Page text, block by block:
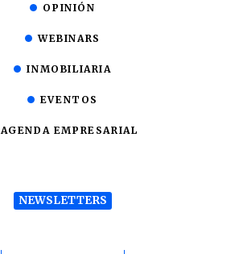
OPINIÓN
WEBINARS
INMOBILIARIA
EVENTOS
AGENDA EMPRESARIAL
NEWSLETTERS